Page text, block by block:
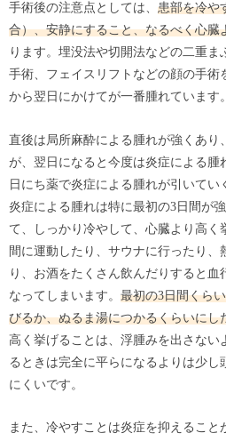
手術後の注意点としては、 患部を冷や
合）、安静にすること、なるべく心臓
ります。埋没法や切開法などの二重
手術、フェイスリフトなどの顔の手術
から翌日にかけてが一番腫れています。
直後は局所麻酔による腫れが強くあり
が、翌日になると今度は炎症による腫
日にち薬で炎症による腫れが引いてい
炎症による腫れは特に最初の3日間が
て、しっかり冷やして、心臓より高く
間に運動したり、サウナに行ったり、
り、お酒をたくさん飲んだりすると血
なってしまいます。 最初の3日間くら
びるか、ぬるま湯につかるくらいにし
高く挙げることは、浮腫みを出さない
るときは完全に平らになるよりは少
にくいです。
また、冷やすことは炎症を抑えること